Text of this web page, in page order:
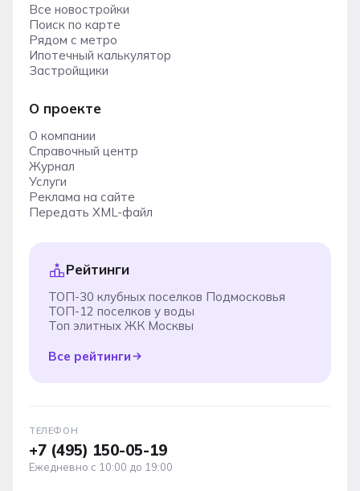
Все новостройки
Поиск по карте
Рядом с метро
Ипотечный калькулятор
Застройщики
О проекте
О компании
Справочный центр
Журнал
Услуги
Реклама на сайте
Передать XML-файл
Рейтинги
ТОП-30 клубных поселков Подмосковья
ТОП-12 поселков у воды
Топ элитных ЖК Москвы
Все рейтинги
ТЕЛЕФОН
+7 (495) 150-05-19
Ежедневно с 10:00 до 19:00